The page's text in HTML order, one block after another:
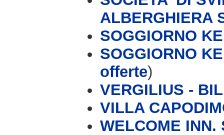
ALBERGHIERA
SOGGIORNO
SOGGIORNO
offerte)
VERGILIUS -
VILLA
WELCOME INN.